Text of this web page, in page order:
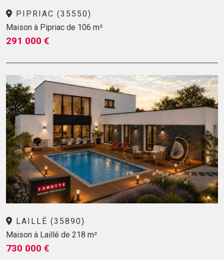
PIPRIAC (35550)
Maison à Pipriac de 106 m²
291 000 €
LAILLÉ (35890)
Maison à Laillé de 218 m²
730 000 €